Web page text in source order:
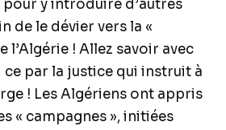
pour y introduire d’autres
de le dévier vers la «
l’Algérie ! Allez savoir avec
par la justice qui instruit à
! Les Algériens ont appris
« campagnes », initiées